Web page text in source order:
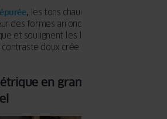
, les tons chauds (orange, cuivre,
des formes arrondies des végétaux
et soulignent les lignes nettes de cette
doux crée une entrée
en graminées sur porte